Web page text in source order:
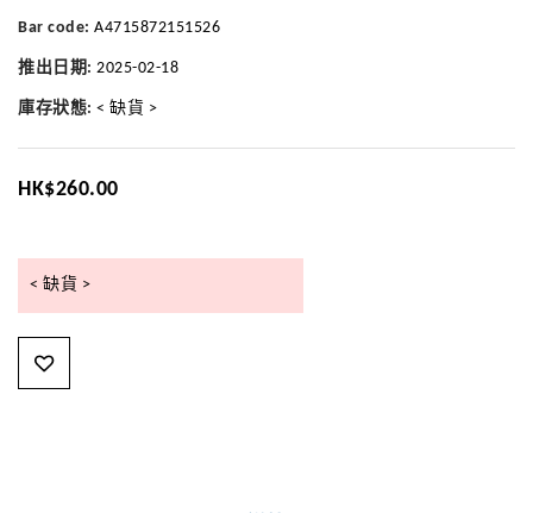
Bar code: A4715872151526
推出日期: 2025-02-18
庫存狀態: < 缺貨 >
HK$260.00
< 缺貨 >